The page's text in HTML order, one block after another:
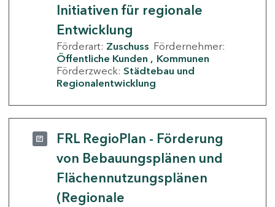
Initiativen für regionale
Entwicklung
Förderart: Zuschuss Fördernehmer:
Öffentliche Kunden
Kommunen
Förderzweck: Städtebau und
Regionalentwicklung
FRL RegioPlan - Förderung
von Bebauungsplänen und
Flächennutzungsplänen
(Regionale